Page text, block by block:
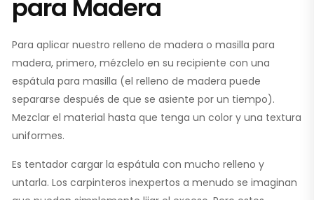
para Madera
Para aplicar nuestro relleno de madera o masilla para
madera, primero, mézclelo en su recipiente con una
espátula para masilla (el relleno de madera puede
separarse después de que se asiente por un tiempo).
Mezclar el material hasta que tenga un color y una textura
uniformes.
Es tentador cargar la espátula con mucho relleno y
untarla. Los carpinteros inexpertos a menudo se imaginan